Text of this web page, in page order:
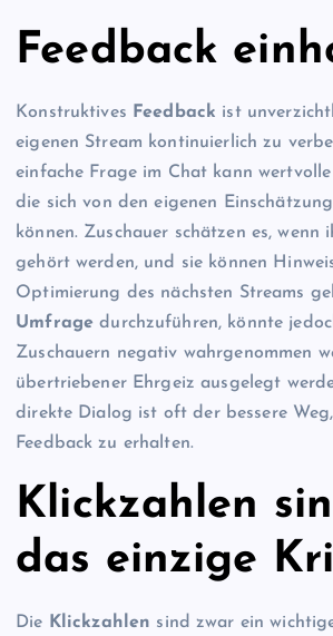
Feedback
Konstruktives Feedback ist
eigenen Stream kontinuierlich zu
einfache Frage im Chat kann
die sich von den eigenen
können. Zuschauer schätzen es, wenn
gehört werden, und sie können
Optimierung des nächsten Streams
Umfrage durchzuführen, könnte
Zuschauern negativ wahrgenommen
übertriebener Ehrgeiz ausgelegt
direkte Dialog ist oft der bessere
Feedback zu erhalten.
Klickzahlen
das einzige
Die Klickzahlen sind zwar ein